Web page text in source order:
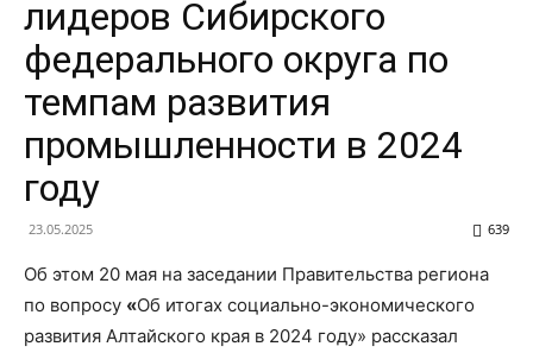
лидеров Сибирского
федерального округа по
темпам развития
промышленности в 2024
году
23.05.2025 639
Об этом 20 мая на заседании Правительства региона
по вопросу «Об итогах социально-экономического
развития Алтайского края в 2024 году» рассказал